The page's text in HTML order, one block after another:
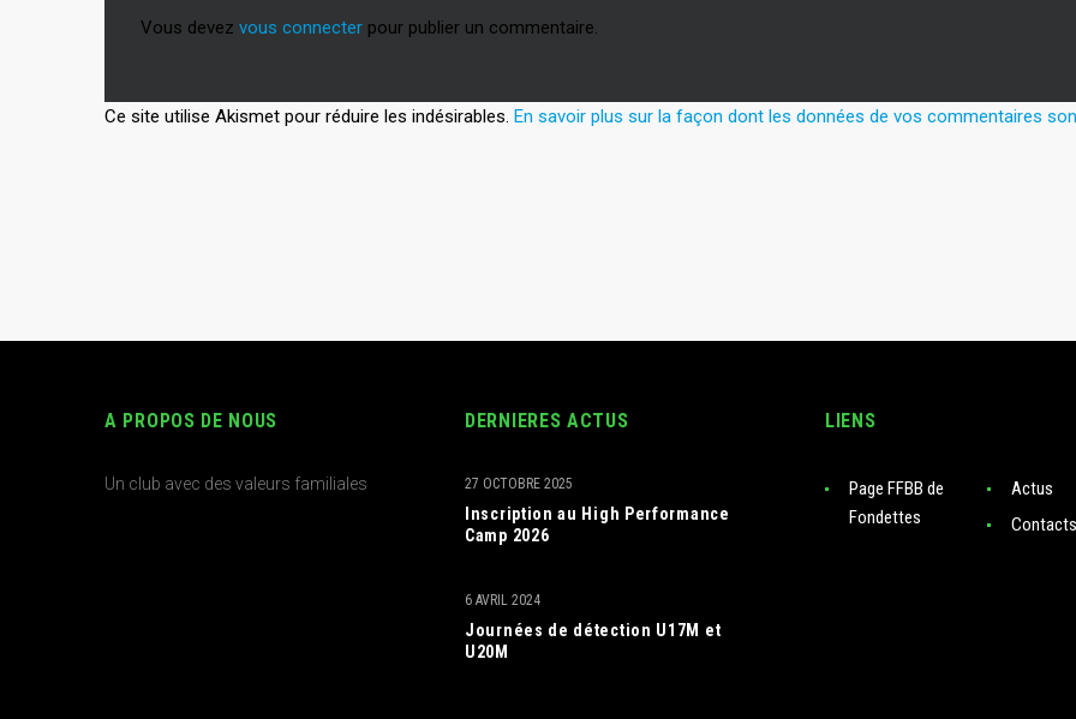
Vous devez vous connecter pour publier un commentaire.
Ce site utilise Akismet pour réduire les indésirables. En savoir plus sur la façon dont les données de vos commentaires
A PROPOS DE NOUS
Un club avec des valeurs familiales
DERNIERES ACTUS
Inscription au High Performance
Camp 2026
27 OCTOBRE 2025
Journées de détection U17M et
U20M
6 AVRIL 2024
LIENS
Page FFBB de
Fondettes
Actus
Contacts